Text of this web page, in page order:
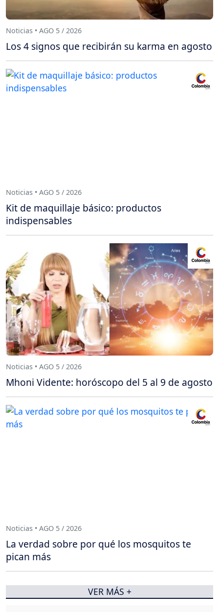
Noticias • AGO 5 / 2026
Los 4 signos que recibirán su karma en agosto
Noticias • AGO 5 / 2026
Kit de maquillaje básico: productos
indispensables
Noticias • AGO 5 / 2026
Mhoni Vidente: horóscopo del 5 al 9 de agosto
Noticias • AGO 5 / 2026
La verdad sobre por qué los mosquitos te
pican más
VER MÁS +